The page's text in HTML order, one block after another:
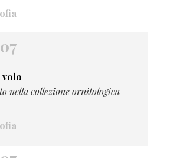
nella collezione ornitologica